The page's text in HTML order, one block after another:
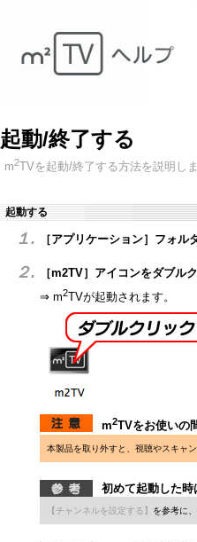
起動/終了する
m2TVを起動/終了する方法を説明し
起動する
１. ［アプリケーション］フォル
２.
［m2TV］アイコンをダブル
⇒ m2TVが起動されます。
m2TVをお使いの
本製品を取り外すと、視聴やスキャ
初めて起動した
【チャンネルを設定する】 を参考に